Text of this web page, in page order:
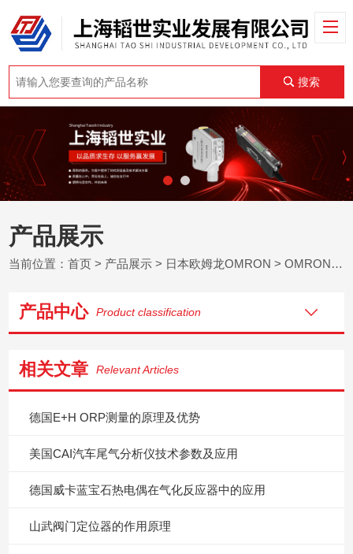
搜索
产品展示
当前位置：首页 > 产品展示 > 日本欧姆龙OMRON >OMRON光纤传感器
产品中心 Product classification
相关文章 Relevant Articles
德国E+H ORP测量的原理及优势
美国CAI汽车尾气分析仪技术参数及应用
德国威卡蓝宝石热电偶在气化反应器中的应用
山武阀门定位器的作用原理